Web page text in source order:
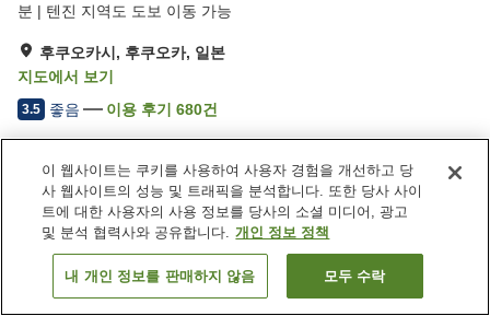
분 | 텐진 지역도 도보 이동 가능
후쿠오카시, 후쿠오카, 일본
지도에서 보기
3.5 좋음 이용 후기 680건
숙소 편의 시설/서비스
주차장
스파 / 미용실
레스토랑
자동판매기
일본 후쿠오카 후쿠오카시 스카이 하트 호텔 하카타
객실 보기
이 웹사이트는 쿠키를 사용하여 사용자 경험을 개선하고 당
사 웹사이트의 성능 및 트래픽을 분석합니다. 또한 당사 사이
트에 대한 사용자의 사용 정보를 당사의 소셜 미디어, 광고
및 분석 협력사와 공유합니다. 개인 정보 정책
내 개인 정보를 판매하지 않음 모두 수락